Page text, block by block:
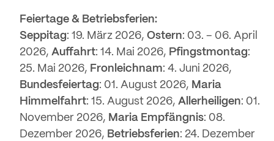
Feiertage & Betriebsferien:
Seppitag: 19. März 2026, Ostern: 03. – 06. April
2026, Auffahrt: 14. Mai 2026, Pfingstmontag:
25. Mai 2026, Fronleichnam: 4. Juni 2026,
Bundesfeiertag: 01. August 2026, Maria
Himmelfahrt: 15. August 2026, Allerheiligen: 01.
November 2026, Maria Empfängnis: 08.
Dezember 2026, Betriebsferien: 24. Dezember